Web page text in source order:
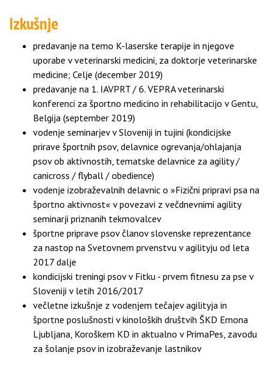
Izkušnje
predavanje na temo K-laserske terapije in njegove
uporabe v veterinarski medicini, za doktorje veterinarske
medicine; Celje (december 2019)
predavanje na 1. IAVPRT / 6. VEPRA veterinarski
konferenci za športno medicino in rehabilitacijo v Gentu,
Belgija (september 2019)
vodenje seminarjev v Sloveniji in tujini (kondicijske
prirave športnih psov, delavnice ogrevanja/ohlajanja
psov ob aktivnostih, tematske delavnice za agility /
canicross / flyball / obedience)
vodenje izobraževalnih delavnic o »Fizični pripravi psa na
športno aktivnost« v povezavi z večdnevnimi agility
seminarji priznanih tekmovalcev
športne priprave psov članov slovenske reprezentance
za nastop na Svetovnem prvenstvu v agilityju od leta
2017 dalje
kondicijski treningi psov v Fitku - prvem fitnesu za pse v
Sloveniji v letih 2016/2017
večletne izkušnje z vodenjem tečajev agilityja in
športne poslušnosti v kinoloških društvih ŠKD Emona
Ljubljana, Koroškem KD in aktualno v PrimaPes, zavodu
za šolanje psov in izobraževanje lastnikov